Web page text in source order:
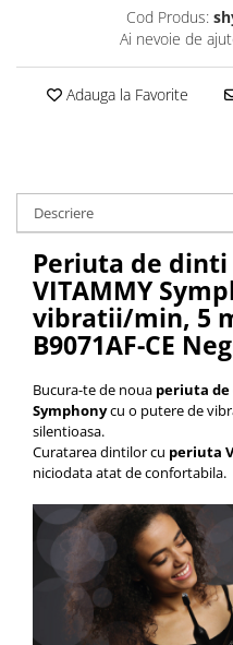
Cod Produs:
Ai nevoie de
Adauga la Favorite
Descriere
Periuta de
VITAMMY
vibratii/min, 5
B9071AF-CE
Bucura-te de noua periuta
Symphonycu o putere de
silentioasa.
Curatarea dintilor cu periuta
niciodata atat de confortabila.